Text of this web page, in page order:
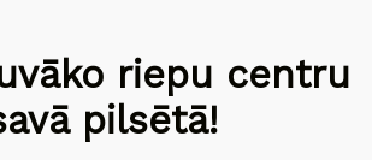
riepu centru
pilsētā!